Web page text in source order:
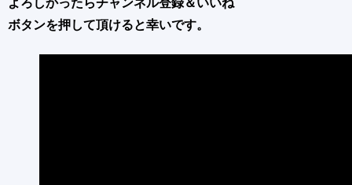
よろしかったらチャンネル登録＆いいね
ボタンを押して頂けると幸いです。